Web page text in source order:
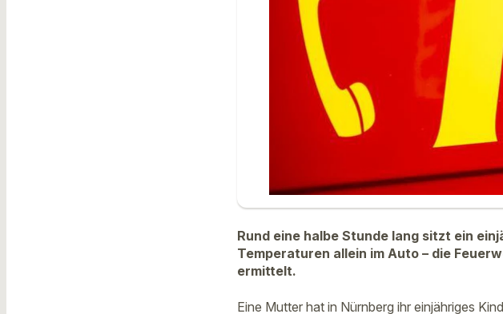
Rund eine halbe Stunde lang sitzt ein
Temperaturen allein im Auto – die
ermittelt.
Eine Mutter hat in Nürnberg ihr einjähriges